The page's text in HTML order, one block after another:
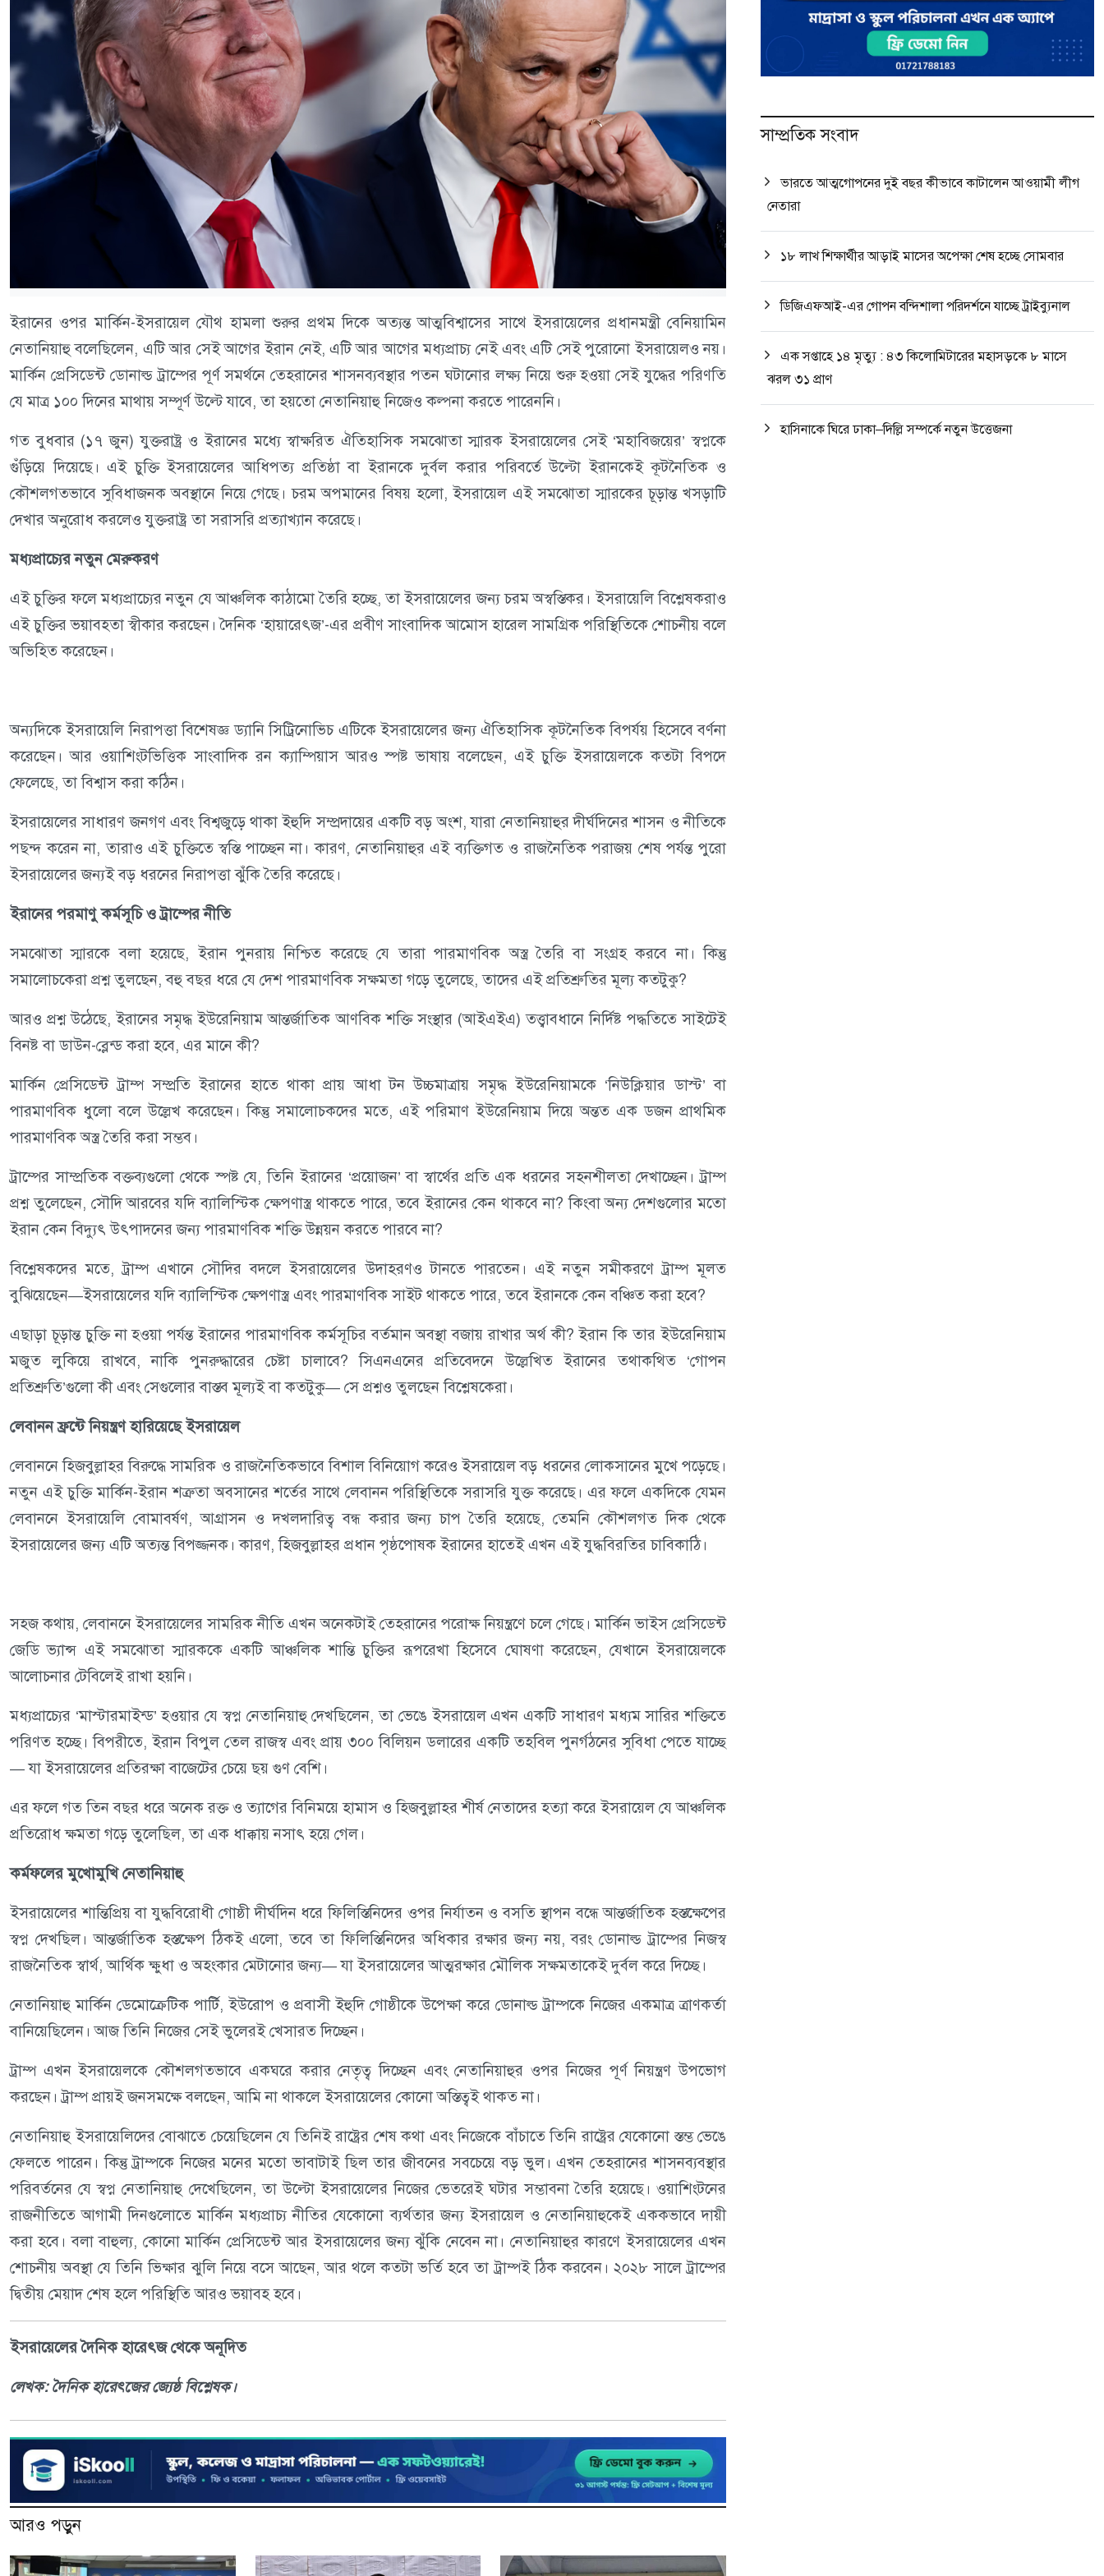
ইরানের ওপর মার্কিন-ইসরায়েল যৌথ হামলা শুরুর প্রথম দিকে অত্যন্ত আত্মবিশ্বাসের সাথে ইসরায়েলের প্রধানমন্ত্রী বেনিয়ামিন
নেতানিয়াহু বলেছিলেন, এটি আর সেই আগের ইরান নেই, এটি আর আগের মধ্যপ্রাচ্য নেই এবং এটি সেই পুরোনো ইসরায়েলও নয়।
মার্কিন প্রেসিডেন্ট ডোনাল্ড ট্রাম্পের পূর্ণ সমর্থনে তেহরানের শাসনব্যবস্থার পতন ঘটানোর লক্ষ্য নিয়ে শুরু হওয়া সেই যুদ্ধের পরিণতি
যে মাত্র ১০০ দিনের মাথায় সম্পূর্ণ উল্টে যাবে, তা হয়তো নেতানিয়াহু নিজেও কল্পনা করতে পারেননি।
গত বুধবার (১৭ জুন) যুক্তরাষ্ট্র ও ইরানের মধ্যে স্বাক্ষরিত ঐতিহাসিক সমঝোতা স্মারক ইসরায়েলের সেই ‘মহাবিজয়ের’ স্বপ্নকে
গুঁড়িয়ে দিয়েছে। এই চুক্তি ইসরায়েলের আধিপত্য প্রতিষ্ঠা বা ইরানকে দুর্বল করার পরিবর্তে উল্টো ইরানকেই কূটনৈতিক ও
কৌশলগতভাবে সুবিধাজনক অবস্থানে নিয়ে গেছে। চরম অপমানের বিষয় হলো, ইসরায়েল এই সমঝোতা স্মারকের চূড়ান্ত খসড়াটি
দেখার অনুরোধ করলেও যুক্তরাষ্ট্র তা সরাসরি প্রত্যাখ্যান করেছে।
মধ্যপ্রাচ্যের নতুন মেরুকরণ
এই চুক্তির ফলে মধ্যপ্রাচ্যের নতুন যে আঞ্চলিক কাঠামো তৈরি হচ্ছে, তা ইসরায়েলের জন্য চরম অস্বস্তিকর। ইসরায়েলি বিশ্লেষকরাও
এই চুক্তির ভয়াবহতা স্বীকার করছেন। দৈনিক ‘হায়ারেৎজ’-এর প্রবীণ সাংবাদিক আমোস হারেল সামগ্রিক পরিস্থিতিকে শোচনীয় বলে
অভিহিত করেছেন।
অন্যদিকে ইসরায়েলি নিরাপত্তা বিশেষজ্ঞ ড্যানি সিট্রিনোভিচ এটিকে ইসরায়েলের জন্য ঐতিহাসিক কূটনৈতিক বিপর্যয় হিসেবে বর্ণনা
করেছেন। আর ওয়াশিংটভিত্তিক সাংবাদিক রন ক্যাম্পিয়াস আরও স্পষ্ট ভাষায় বলেছেন, এই চুক্তি ইসরায়েলকে কতটা বিপদে
ফেলেছে, তা বিশ্বাস করা কঠিন।
ইসরায়েলের সাধারণ জনগণ এবং বিশ্বজুড়ে থাকা ইহুদি সম্প্রদায়ের একটি বড় অংশ, যারা নেতানিয়াহুর দীর্ঘদিনের শাসন ও নীতিকে
পছন্দ করেন না, তারাও এই চুক্তিতে স্বস্তি পাচ্ছেন না। কারণ, নেতানিয়াহুর এই ব্যক্তিগত ও রাজনৈতিক পরাজয় শেষ পর্যন্ত পুরো
ইসরায়েলের জন্যই বড় ধরনের নিরাপত্তা ঝুঁকি তৈরি করেছে।
ইরানের পরমাণু কর্মসূচি ও ট্রাম্পের নীতি
সমঝোতা স্মারকে বলা হয়েছে, ইরান পুনরায় নিশ্চিত করেছে যে তারা পারমাণবিক অস্ত্র তৈরি বা সংগ্রহ করবে না। কিন্তু
সমালোচকেরা প্রশ্ন তুলছেন, বহু বছর ধরে যে দেশ পারমাণবিক সক্ষমতা গড়ে তুলেছে, তাদের এই প্রতিশ্রুতির মূল্য কতটুকু?
আরও প্রশ্ন উঠেছে, ইরানের সমৃদ্ধ ইউরেনিয়াম আন্তর্জাতিক আণবিক শক্তি সংস্থার (আইএইএ) তত্ত্বাবধানে নির্দিষ্ট পদ্ধতিতে সাইটেই
বিনষ্ট বা ডাউন-ব্লেন্ড করা হবে, এর মানে কী?
মার্কিন প্রেসিডেন্ট ট্রাম্প সম্প্রতি ইরানের হাতে থাকা প্রায় আধা টন উচ্চমাত্রায় সমৃদ্ধ ইউরেনিয়ামকে ‘নিউক্লিয়ার ডাস্ট’ বা
পারমাণবিক ধুলো বলে উল্লেখ করেছেন। কিন্তু সমালোচকদের মতে, এই পরিমাণ ইউরেনিয়াম দিয়ে অন্তত এক ডজন প্রাথমিক
পারমাণবিক অস্ত্র তৈরি করা সম্ভব।
ট্রাম্পের সাম্প্রতিক বক্তব্যগুলো থেকে স্পষ্ট যে, তিনি ইরানের ‘প্রয়োজন’ বা স্বার্থের প্রতি এক ধরনের সহনশীলতা দেখাচ্ছেন। ট্রাম্প
প্রশ্ন তুলেছেন, সৌদি আরবের যদি ব্যালিস্টিক ক্ষেপণাস্ত্র থাকতে পারে, তবে ইরানের কেন থাকবে না? কিংবা অন্য দেশগুলোর মতো
ইরান কেন বিদ্যুৎ উৎপাদনের জন্য পারমাণবিক শক্তি উন্নয়ন করতে পারবে না?
বিশ্লেষকদের মতে, ট্রাম্প এখানে সৌদির বদলে ইসরায়েলের উদাহরণও টানতে পারতেন। এই নতুন সমীকরণে ট্রাম্প মূলত
বুঝিয়েছেন—ইসরায়েলের যদি ব্যালিস্টিক ক্ষেপণাস্ত্র এবং পারমাণবিক সাইট থাকতে পারে, তবে ইরানকে কেন বঞ্চিত করা হবে?
এছাড়া চূড়ান্ত চুক্তি না হওয়া পর্যন্ত ইরানের পারমাণবিক কর্মসূচির বর্তমান অবস্থা বজায় রাখার অর্থ কী? ইরান কি তার ইউরেনিয়াম
মজুত লুকিয়ে রাখবে, নাকি পুনরুদ্ধারের চেষ্টা চালাবে? সিএনএনের প্রতিবেদনে উল্লেখিত ইরানের তথাকথিত ‘গোপন
প্রতিশ্রুতি’গুলো কী এবং সেগুলোর বাস্তব মূল্যই বা কতটুকু— সে প্রশ্নও তুলছেন বিশ্লেষকেরা।
লেবানন ফ্রন্টে নিয়ন্ত্রণ হারিয়েছে ইসরায়েল
লেবাননে হিজবুল্লাহর বিরুদ্ধে সামরিক ও রাজনৈতিকভাবে বিশাল বিনিয়োগ করেও ইসরায়েল বড় ধরনের লোকসানের মুখে পড়েছে।
নতুন এই চুক্তি মার্কিন-ইরান শত্রুতা অবসানের শর্তের সাথে লেবানন পরিস্থিতিকে সরাসরি যুক্ত করেছে। এর ফলে একদিকে যেমন
লেবাননে ইসরায়েলি বোমাবর্ষণ, আগ্রাসন ও দখলদারিত্ব বন্ধ করার জন্য চাপ তৈরি হয়েছে, তেমনি কৌশলগত দিক থেকে
ইসরায়েলের জন্য এটি অত্যন্ত বিপজ্জনক। কারণ, হিজবুল্লাহর প্রধান পৃষ্ঠপোষক ইরানের হাতেই এখন এই যুদ্ধবিরতির চাবিকাঠি।
সহজ কথায়, লেবাননে ইসরায়েলের সামরিক নীতি এখন অনেকটাই তেহরানের পরোক্ষ নিয়ন্ত্রণে চলে গেছে। মার্কিন ভাইস প্রেসিডেন্ট
জেডি ভ্যান্স এই সমঝোতা স্মারককে একটি আঞ্চলিক শান্তি চুক্তির রূপরেখা হিসেবে ঘোষণা করেছেন, যেখানে ইসরায়েলকে
আলোচনার টেবিলেই রাখা হয়নি।
মধ্যপ্রাচ্যের ‘মাস্টারমাইন্ড’ হওয়ার যে স্বপ্ন নেতানিয়াহু দেখছিলেন, তা ভেঙে ইসরায়েল এখন একটি সাধারণ মধ্যম সারির শক্তিতে
পরিণত হচ্ছে। বিপরীতে, ইরান বিপুল তেল রাজস্ব এবং প্রায় ৩০০ বিলিয়ন ডলারের একটি তহবিল পুনর্গঠনের সুবিধা পেতে যাচ্ছে
— যা ইসরায়েলের প্রতিরক্ষা বাজেটের চেয়ে ছয় গুণ বেশি।
এর ফলে গত তিন বছর ধরে অনেক রক্ত ও ত্যাগের বিনিময়ে হামাস ও হিজবুল্লাহর শীর্ষ নেতাদের হত্যা করে ইসরায়েল যে আঞ্চলিক
প্রতিরোধ ক্ষমতা গড়ে তুলেছিল, তা এক ধাক্কায় নসাৎ হয়ে গেল।
কর্মফলের মুখোমুখি নেতানিয়াহু
ইসরায়েলের শান্তিপ্রিয় বা যুদ্ধবিরোধী গোষ্ঠী দীর্ঘদিন ধরে ফিলিস্তিনিদের ওপর নির্যাতন ও বসতি স্থাপন বন্ধে আন্তর্জাতিক হস্তক্ষেপের
স্বপ্ন দেখছিল। আন্তর্জাতিক হস্তক্ষেপ ঠিকই এলো, তবে তা ফিলিস্তিনিদের অধিকার রক্ষার জন্য নয়, বরং ডোনাল্ড ট্রাম্পের নিজস্ব
রাজনৈতিক স্বার্থ, আর্থিক ক্ষুধা ও অহংকার মেটানোর জন্য— যা ইসরায়েলের আত্মরক্ষার মৌলিক সক্ষমতাকেই দুর্বল করে দিচ্ছে।
নেতানিয়াহু মার্কিন ডেমোক্রেটিক পার্টি, ইউরোপ ও প্রবাসী ইহুদি গোষ্ঠীকে উপেক্ষা করে ডোনাল্ড ট্রাম্পকে নিজের একমাত্র ত্রাণকর্তা
বানিয়েছিলেন। আজ তিনি নিজের সেই ভুলেরই খেসারত দিচ্ছেন।
ট্রাম্প এখন ইসরায়েলকে কৌশলগতভাবে একঘরে করার নেতৃত্ব দিচ্ছেন এবং নেতানিয়াহুর ওপর নিজের পূর্ণ নিয়ন্ত্রণ উপভোগ
করছেন। ট্রাম্প প্রায়ই জনসমক্ষে বলছেন, আমি না থাকলে ইসরায়েলের কোনো অস্তিত্বই থাকত না।
নেতানিয়াহু ইসরায়েলিদের বোঝাতে চেয়েছিলেন যে তিনিই রাষ্ট্রের শেষ কথা এবং নিজেকে বাঁচাতে তিনি রাষ্ট্রের যেকোনো স্তম্ভ ভেঙে
ফেলতে পারেন। কিন্তু ট্রাম্পকে নিজের মনের মতো ভাবাটাই ছিল তার জীবনের সবচেয়ে বড় ভুল। এখন তেহরানের শাসনব্যবস্থার
পরিবর্তনের যে স্বপ্ন নেতানিয়াহু দেখেছিলেন, তা উল্টো ইসরায়েলের নিজের ভেতরেই ঘটার সম্ভাবনা তৈরি হয়েছে। ওয়াশিংটনের
রাজনীতিতে আগামী দিনগুলোতে মার্কিন মধ্যপ্রাচ্য নীতির যেকোনো ব্যর্থতার জন্য ইসরায়েল ও নেতানিয়াহুকেই এককভাবে দায়ী
করা হবে। বলা বাহুল্য, কোনো মার্কিন প্রেসিডেন্ট আর ইসরায়েলের জন্য ঝুঁকি নেবেন না। নেতানিয়াহুর কারণে ইসরায়েলের এখন
শোচনীয় অবস্থা যে তিনি ভিক্ষার ঝুলি নিয়ে বসে আছেন, আর থলে কতটা ভর্তি হবে তা ট্রাম্পই ঠিক করবেন। ২০২৮ সালে ট্রাম্পের
দ্বিতীয় মেয়াদ শেষ হলে পরিস্থিতি আরও ভয়াবহ হবে।
ইসরায়েলের দৈনিক হারেৎজ থেকে অনূদিত
লেখক: দৈনিক হারেৎজের জ্যেষ্ঠ বিশ্লেষক।
আরও পড়ুন
সাম্প্রতিক সংবাদ
ভারতে আত্মগোপনের দুই বছর কীভাবে কাটালেন আওয়ামী লীগ
নেতারা
১৮ লাখ শিক্ষার্থীর আড়াই মাসের অপেক্ষা শেষ হচ্ছে সোমবার
ডিজিএফআই-এর গোপন বন্দিশালা পরিদর্শনে যাচ্ছে ট্রাইব্যুনাল
এক সপ্তাহে ১৪ মৃত্যু : ৪৩ কিলোমিটারের মহাসড়কে ৮ মাসে
ঝরল ৩১ প্রাণ
হাসিনাকে ঘিরে ঢাকা–দিল্লি সম্পর্কে নতুন উত্তেজনা